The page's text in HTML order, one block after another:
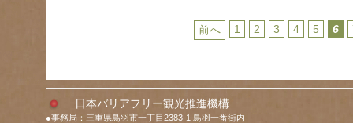
前へ 1 2 3 4 5 6
日本バリアフリー観光推進機構
●事務局：三重県鳥羽市一丁目2383-1 鳥羽一番街内